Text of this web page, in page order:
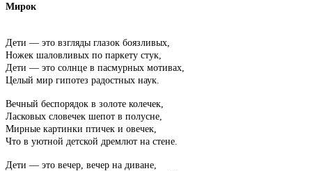
Мирок
Дети — это взгляды глазок боязливых,
Ножек шаловливых по паркету стук,
Дети — это солнце в пасмурных мотивах,
Целый мир гипотез радостных наук.
Вечный беспорядок в золоте колечек,
Ласковых словечек шепот в полусне,
Мирные картинки птичек и овечек,
Что в уютной детской дремлют на стене.
Дети — это вечер, вечер на диване,